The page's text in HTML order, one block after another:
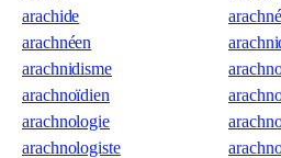
arachide
arachnéen
arachnidisme
arachnoïdien
arachnologie
arachnologiste